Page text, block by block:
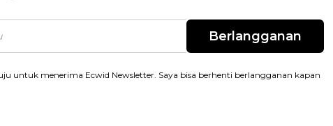
Berlangganan
untuk menerima Ecwid Newsletter. Saya bisa berhenti berlangganan kapan